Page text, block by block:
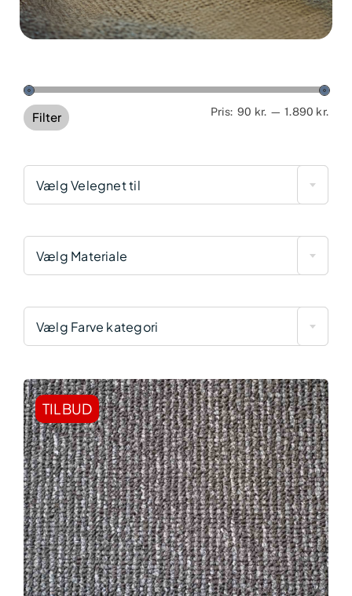
Filter Pris: 90 kr. —1.890 kr.
Vælg Velegnet til
Vælg Materiale
Vælg Farve kategori
TILBUD